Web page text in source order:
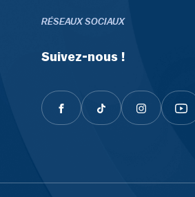
RÉSEAUX SOCIAUX
Suivez-nous !